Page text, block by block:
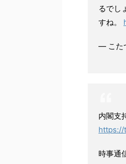
るでし
すね。
— こた
内閣支
https://
時事通